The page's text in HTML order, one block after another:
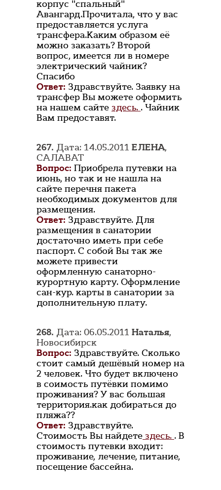
корпус "спальный"
Авангард.Прочитала, что у вас
предоставляется услуга
трансфера.Каким образом её
можно заказать? Второй
вопрос, имеется ли в номере
электрический чайник?
Спасибо
Ответ: Здравствуйте. Заявку на
трансфер Вы можете оформить
на нашем сайте здесь. . Чайник
Вам предоставят.
267. Дата: 14.05.2011 ЕЛЕНА,
САЛАВАТ
Вопрос: Приобрела путевки на
июнь, но так и не нашла на
сайте перечня пакета
необходимых документов для
размещения.
Ответ: Здравствуйте. Для
размещения в санатории
достаточно иметь при себе
паспорт. С собой Вы так же
можете привести
оформленную санаторно-
курортную карту. Оформление
сан-кур. карты в санатории за
дополнительную плату.
268. Дата: 06.05.2011 Наталья,
Новосибирск
Вопрос: Здравствуйте. Сколько
стоит самый дешёвый номер на
2 человек. Что будет включено
в соимость путёвки помимо
проживания? У вас большая
территория.как добираться до
пляжа??
Ответ: Здравствуйте.
Стоимость Вы найдете здесь. . В
стоимость путевки входит:
проживание, лечение, питание,
посещение бассейна.